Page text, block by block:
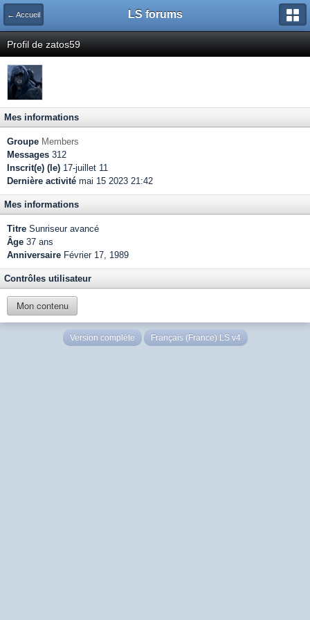
← Accueil LS forums
Profil de zatos59
Mes informations
Groupe Members
Messages 312
Inscrit(e) (le) 17-juillet 11
Dernière activité mai 15 2023 21:42
Mes informations
Titre Sunriseur avancé
Âge 37 ans
Anniversaire Février 17, 1989
Contrôles utilisateur
Mon contenu
Version complète Français (France) LS v4